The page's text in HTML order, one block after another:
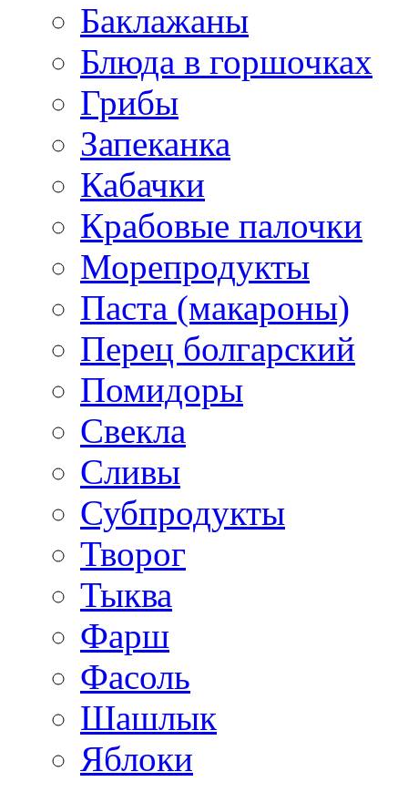
Баклажаны
Блюда в горшочках
Грибы
Запеканка
Кабачки
Крабовые палочки
Морепродукты
Паста (макароны)
Перец болгарский
Помидоры
Свекла
Сливы
Субпродукты
Творог
Тыква
Фарш
Фасоль
Шашлык
Яблоки